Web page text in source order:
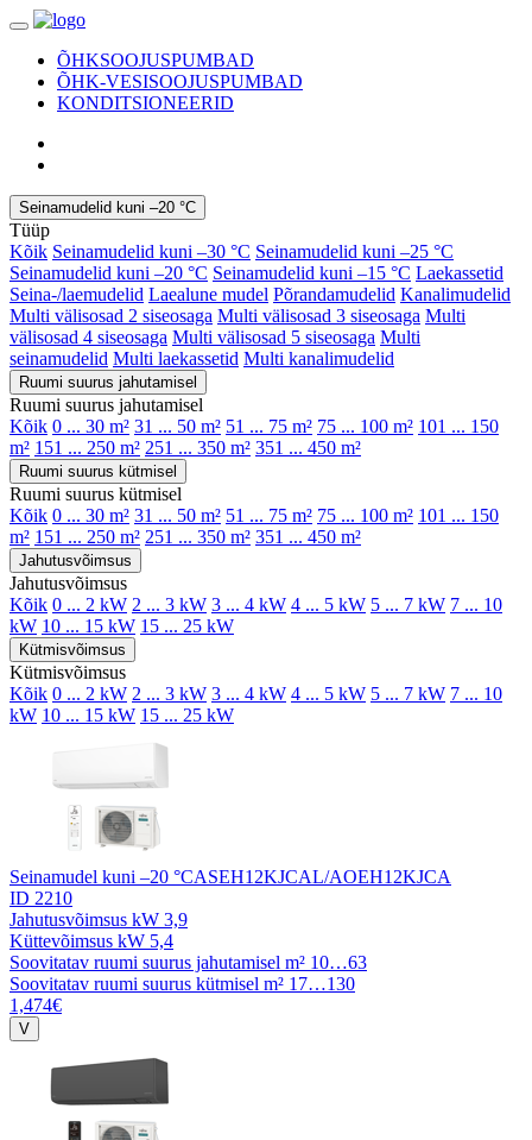
ÕHKSOOJUSPUMBAD
ÕHK-VESISOOJUSPUMBAD
KONDITSIONEERID
Seinamudelid kuni –20 °C
Tüüp
Kõik Seinamudelid kuni –30 °C Seinamudelid kuni –25 °C
Seinamudelid kuni –20 °C Seinamudelid kuni –15 °C Laekassetid
Seina-/laemudelid Laealune mudel Põrandamudelid Kanalimudelid
Multi välisosad 2 siseosaga Multi välisosad 3 siseosaga Multi
välisosad 4 siseosaga Multi välisosad 5 siseosaga Multi
seinamudelid Multi laekassetid Multi kanalimudelid
Ruumi suurus jahutamisel
Ruumi suurus jahutamisel
Kõik 0 ... 30 m² 31 ... 50 m² 51 ... 75 m² 75 ... 100 m² 101 ... 150
m² 151 ... 250 m² 251 ... 350 m² 351 ... 450 m²
Ruumi suurus kütmisel
Ruumi suurus kütmisel
Kõik 0 ... 30 m² 31 ... 50 m² 51 ... 75 m² 75 ... 100 m² 101 ... 150
m² 151 ... 250 m² 251 ... 350 m² 351 ... 450 m²
Jahutusvõimsus
Jahutusvõimsus
Kõik 0 ... 2 kW 2 ... 3 kW 3 ... 4 kW 4 ... 5 kW 5 ... 7 kW 7 ... 10
kW 10 ... 15 kW 15 ... 25 kW
Kütmisvõimsus
Kütmisvõimsus
Kõik 0 ... 2 kW 2 ... 3 kW 3 ... 4 kW 4 ... 5 kW 5 ... 7 kW 7 ... 10
kW 10 ... 15 kW 15 ... 25 kW
Seinamudel kuni –20 °CASEH12KJCAL/AOEH12KJCA
ID 2210
Jahutusvõimsus kW 3,9
Küttevõimsus kW 5,4
Soovitatav ruumi suurus jahutamisel m² 10…63
Soovitatav ruumi suurus kütmisel m² 17…130
1,474€